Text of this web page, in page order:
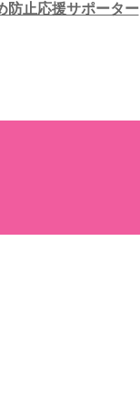
防止応援サポーター